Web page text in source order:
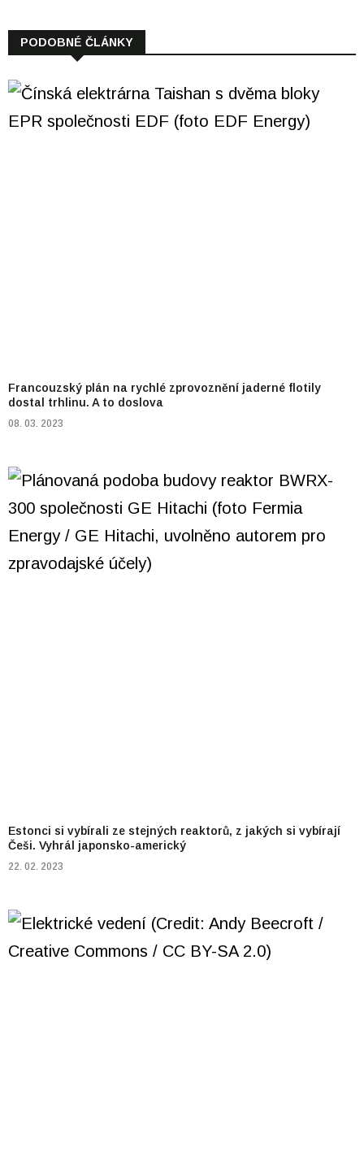
PODOBNÉ ČLÁNKY
Francouzský plán na rychlé zprovoznění jaderné flotily
dostal trhlinu. A to doslova
08. 03. 2023
Estonci si vybírali ze stejných reaktorů, z jakých si vybírají
Češi. Vyhrál japonsko-americký
22. 02. 2023